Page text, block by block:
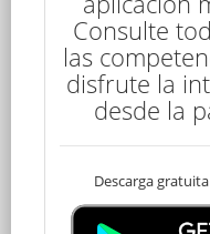
Valentin
Consulte
las
disfrute la
desde la
Descarga